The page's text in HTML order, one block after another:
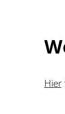
Hier